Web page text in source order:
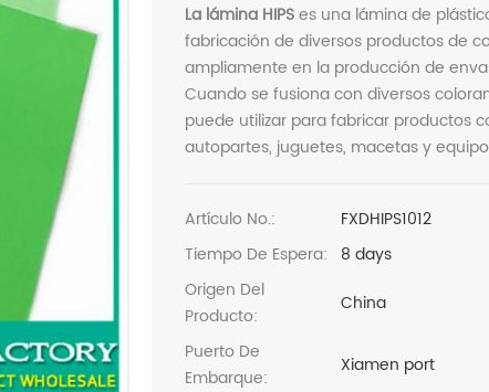
La lámina HIPSes una lámina de
fabricación de diversos productos de
ampliamente en la producción de
Cuando se fusiona con diversos
puede utilizar para fabricar productos
autopartes, juguetes, macetas y
Artículo No.:
FXDHIPS1012
Tiempo De Espera:
8 days
Origen Del
Producto:
China
Puerto De
Embarque:
Xiamen port